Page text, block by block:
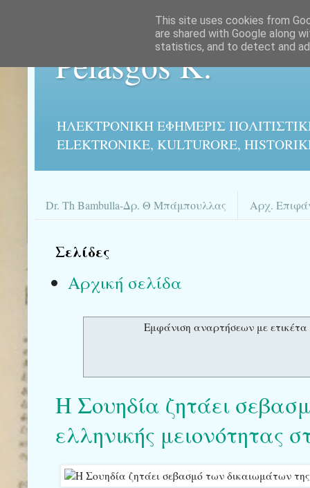
Pelasgos K.
ΗΛΕΚΤΡΟΝΙΚΉ ΕΦΗΜΕΡΙΣ
ELEKTRONIKE, KULTURORE,
Dr. Th Bambulla-Δρ. Θ Μπάμπουλλας Αρχ.
Σελίδες
Αρχική σελίδα
Εμφάνιση αναρτήσεων με ετικέτα
Η Σουηδία ζητάει
ελληνικής μειονότητας
This site uses cookies from
are shared with Google along
statistics, and to detect and